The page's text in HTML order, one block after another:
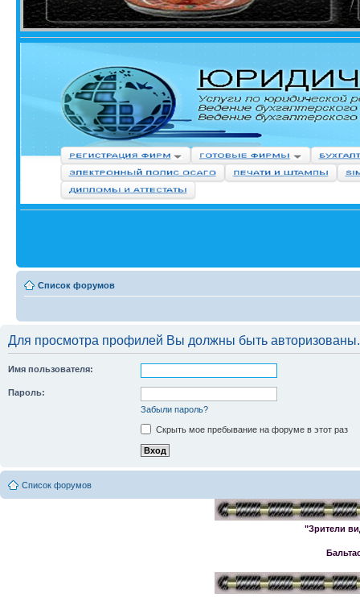
Список форумов
Для просмотра профилей Вы должны быть авторизованы.
Имя пользователя:
Пароль:
Забыли пароль?
Скрыть мое пребывание на форуме в этот раз
Список форумов
"Зрители